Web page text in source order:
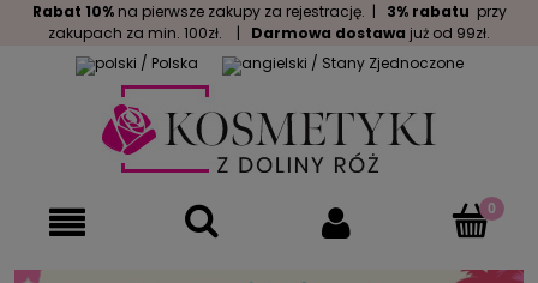
Rabat 10%na pierwsze zakupy za rejestrację. | 3% rabatu przy
zakupach za min. 100zł. | Darmowa dostawa już od 99zł.